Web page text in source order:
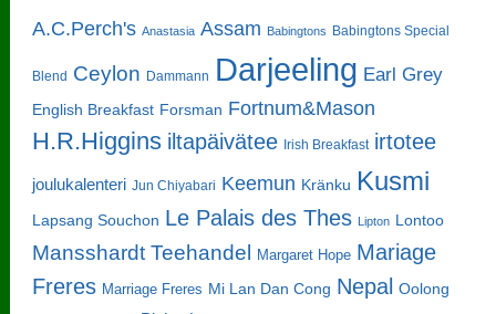
A.C.Perch's Anastasia Assam Babingtons Babingtons Special
Blend Ceylon Dammann Darjeeling Earl Grey
English Breakfast Forsman Fortnum&Mason
H.R.Higgins iltapäivätee Irish Breakfast irtotee
joulukalenteri Jun Chiyabari Keemun Kränku Kusmi
Lapsang Souchon Le Palais des Thes Lipton Lontoo
Mansshardt Teehandel Margaret Hope Mariage
Freres Marriage Freres Mi Lan Dan Cong Nepal Oolong